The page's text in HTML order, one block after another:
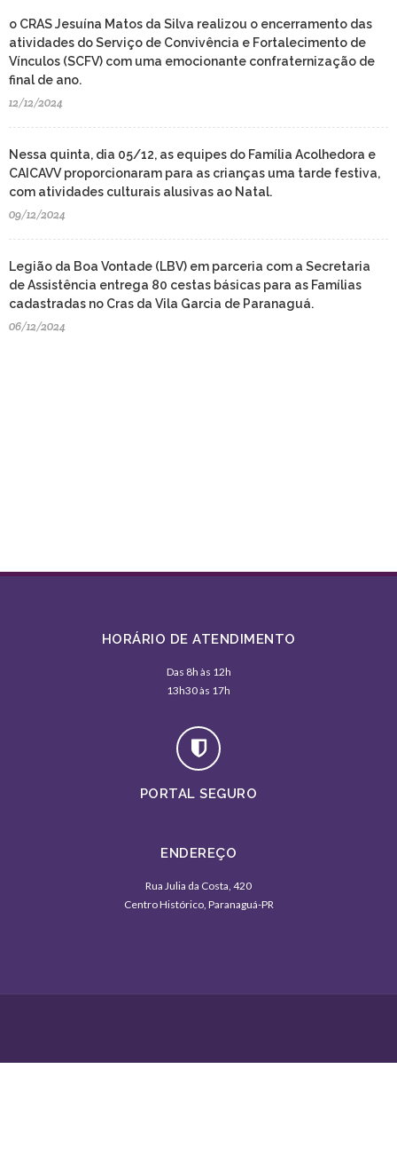
o CRAS Jesuína Matos da Silva realizou o encerramento das
atividades do Serviço de Convivência e Fortalecimento de
Vínculos (SCFV) com uma emocionante confraternização de
final de ano.
12/12/2024
Nessa quinta, dia 05/12, as equipes do Família Acolhedora e
CAICAVV proporcionaram para as crianças uma tarde festiva,
com atividades culturais alusivas ao Natal.
09/12/2024
Legião da Boa Vontade (LBV) em parceria com a Secretaria
de Assistência entrega 80 cestas básicas para as Famílias
cadastradas no Cras da Vila Garcia de Paranaguá.
06/12/2024
HORÁRIO DE ATENDIMENTO
Das 8h às 12h
13h30 às 17h
PORTAL SEGURO
ENDEREÇO
Rua Julia da Costa, 420
Centro Histórico, Paranaguá-PR